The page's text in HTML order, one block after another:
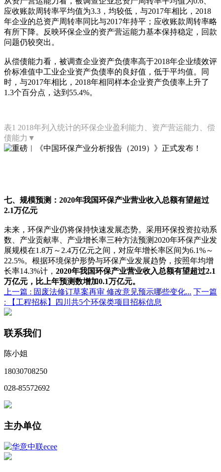
应收账款周转率平均值为3.3，均较低，与2017年相比，2018
年企业的总资产周转率同比与2017年持平；应收账款周转率略
有所下降。反映环保企业的资产营运能力基本保持稳定，回款
问题仍较突出。
从偿债能力看，被调查企业资产负债率高于2018年企业绩效评
价标准值中工业企业资产负债率的良好值，低于平均值。同
时，与2017年相比，2018年相同样本企业资产负债率上升了
1.3个百分点，达到55.4%。
表1 2018年列入统计的环保企业盈利能力、资产营运能力、偿
债能力▼
七、规模预测：2020年我国环保产业营业收入总额有望超过
2.1万亿元
未来，环保产业仍将保持快速发展态势。采用环保投资拉动系
数、产业贡献率、产业增长率三种方法预测2020年环保产业发
展规模在1.8万～2.4万亿元之间，对应年增长率区间为6.1%～
22.5%。根据环境保护形势与环保产业发展趋势，按照年均增
长率14.3%计， 2020年我国环保产业营业收入总额有望超过2.1
万亿元，比上年预测数增加0.1万亿元。
上一篇 : 固废法修订草案再审 修改意见预示哪些变化... 下一篇
:
【工程招标】四川共5个环保类项目招标信息
联系我们
陈小姐
18030708250
028-85572692
主办单位